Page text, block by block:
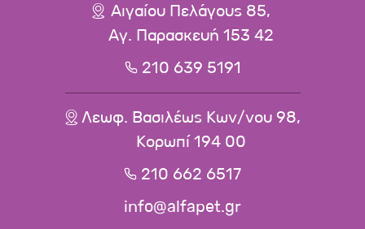
Αιγαίου Πελάγους 85,
Αγ. Παρασκευή 153 42
210 639 5191
Λεωφ. Βασιλέως Κων/νου 98,
Κορωπί 194 00
210 662 6517
info@alfapet.gr